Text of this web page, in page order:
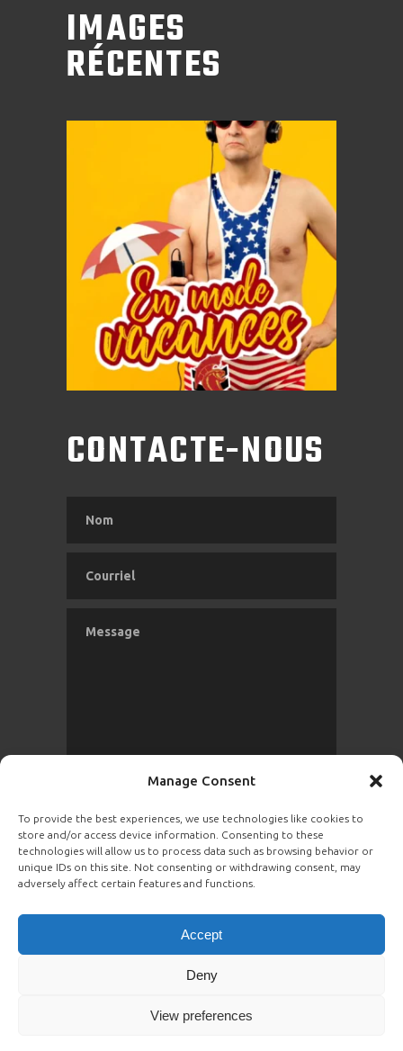
Manage Consent
To provide the best experiences, we use technologies like cookies to
store and/or access device information. Consenting to these
technologies will allow us to process data such as browsing behavior or
unique IDs on this site. Not consenting or withdrawing consent, may
adversely affect certain features and functions.
Accept
Deny
View preferences
IMAGES
RÉCENTES
CONTACTE-NOUS
ENVOYER
© 2026 CEF SpartanFit inc.